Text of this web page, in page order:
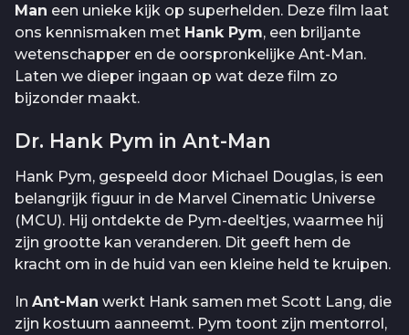
Man een unieke kijk op superhelden. Deze film laat
ons kennismaken met Hank Pym, een briljante
wetenschapper en de oorspronkelijke Ant-Man.
Laten we dieper ingaan op wat deze film zo
bijzonder maakt.
Dr. Hank Pym in Ant-Man
Hank Pym, gespeeld door Michael Douglas, is een
belangrijk figuur in de Marvel Cinematic Universe
(MCU). Hij ontdekte de Pym-deeltjes, waarmee hij
zijn grootte kan veranderen. Dit geeft hem de
kracht om in de huid van een kleine held te kruipen.
In Ant-Man werkt Hank samen met Scott Lang, die
zijn kostuum aanneemt. Pym toont zijn mentorrol,